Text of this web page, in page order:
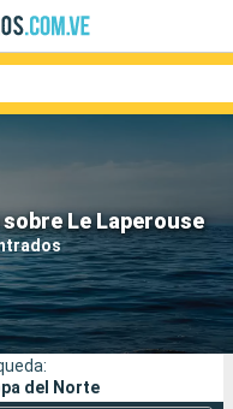
Le Laperouse
Compañías
del Norte